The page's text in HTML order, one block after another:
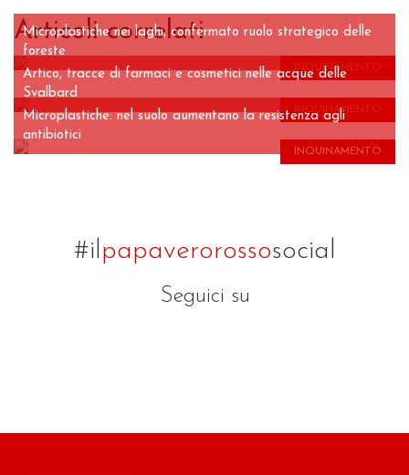
Articoli correlati
INQUINAMENTO
Microplastiche nei laghi, confermato ruolo strategico delle
foreste
INQUINAMENTO
Artico, tracce di farmaci e cosmetici nelle acque delle
Svalbard
INQUINAMENTO
Microplastiche: nel suolo aumentano la resistenza agli
antibiotici
#ilpapaverorossosocial
Seguici su